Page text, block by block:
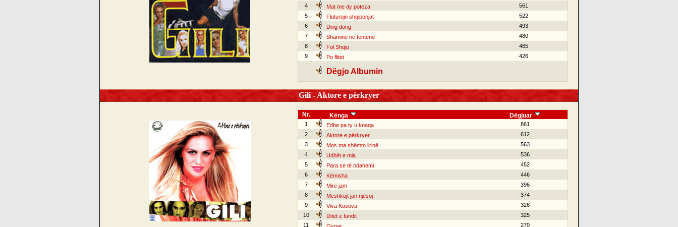
4
Mat me dy poteza
561
5
Fluturojn shqiponjat
522
6
Ding dong
493
7
Shaminë në tentene
480
8
Fol Shqip
465
9
Po flitet 426
Dëgjo Albumin
Gili - Aktore e përkryer
Nr. Kënga Dëgjuar
1 Edhe pa ty u knaqa
861
2
Aktore e përkryer
612
3
Mos ma shëmto lirinë
563
4
Udhët e mia
536
5
Para se të ndahemi
452
6
Këmisha
446
7
Mirë jam
396
8
Meshkujt jan njësoj
374
9
Viva Kosova
326
10
Ditët e fundit
325
11
270